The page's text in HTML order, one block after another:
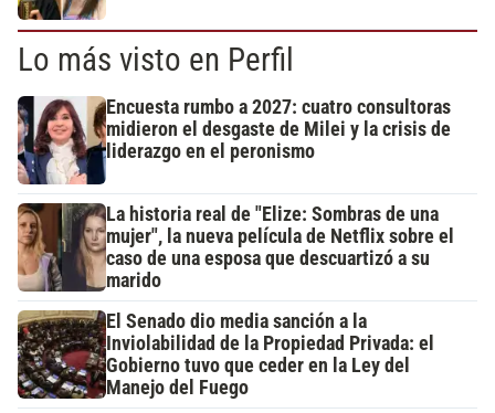
Lo más visto en Perfil
Encuesta rumbo a 2027: cuatro consultoras
midieron el desgaste de Milei y la crisis de
liderazgo en el peronismo
La historia real de "Elize: Sombras de una
mujer", la nueva película de Netflix sobre el
caso de una esposa que descuartizó a su
marido
El Senado dio media sanción a la
Inviolabilidad de la Propiedad Privada: el
Gobierno tuvo que ceder en la Ley del
Manejo del Fuego